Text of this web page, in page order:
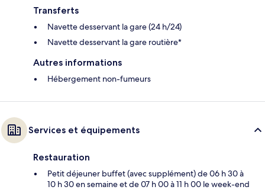
Transferts
Navette desservant la gare (24 h/24)
Navette desservant la gare routière*
Autres informations
Hébergement non-fumeurs
Services et équipements
Restauration
Petit déjeuner buffet (avec supplément) de 06 h 30 à
10 h 30 en semaine et de 07 h 00 à 11 h 00 le week-end